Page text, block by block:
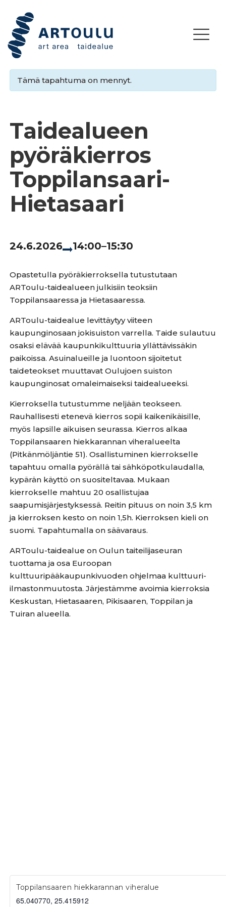
Tämä tapahtuma on mennyt.
Taidealueen
pyöräkierros
Toppilansaari-
Hietasaari
24.6.2026 14:00–15:30
Opastetulla pyöräkierroksella tutustutaan
ARToulu-taidealueen julkisiin teoksiin
Toppilansaaressa ja Hietasaaressa.
ARToulu-taidealue levittäytyy viiteen
kaupunginosaan jokisuiston varrella. Taide sulautuu
osaksi elävää kaupunkikulttuuria yllättävissäkin
paikoissa. Asuinalueille ja luontoon sijoitetut
taideteokset muuttavat Oulujoen suiston
kaupunginosat omaleimaiseksi taidealueeksi.
Kierroksella tutustumme neljään teokseen.
Rauhallisesti etenevä kierros sopii kaikenikäisille,
myös lapsille aikuisen seurassa. Kierros alkaa
Toppilansaaren hiekkarannan viheralueelta
(Pitkänmöljäntie 51). Osallistuminen kierrokselle
tapahtuu omalla pyörällä tai sähköpotkulaudalla,
kypärän käyttö on suositeltavaa. Mukaan
kierrokselle mahtuu 20 osallistujaa
saapumisjärjestyksessä. Reitin pituus on noin 3,5 km
ja kierroksen kesto on noin 1,5h. Kierroksen kieli on
suomi. Tapahtumalla on säävaraus.
ARToulu-taidealue on Oulun taiteilijaseuran
tuottama ja osa Euroopan
kulttuuripääkaupunkivuoden ohjelmaa kulttuuri-
ilmastonmuutosta. Järjestämme avoimia kierroksia
Keskustan, Hietasaaren, Pikisaaren, Toppilan ja
Tuiran alueella.
Toppilansaaren hiekkarannan viheralue
65.040770, 25.415912